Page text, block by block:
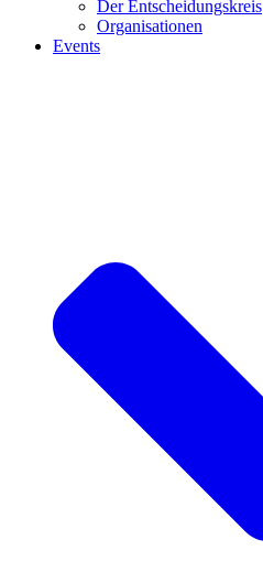
Der Entscheidungskreis
Organisationen
Events